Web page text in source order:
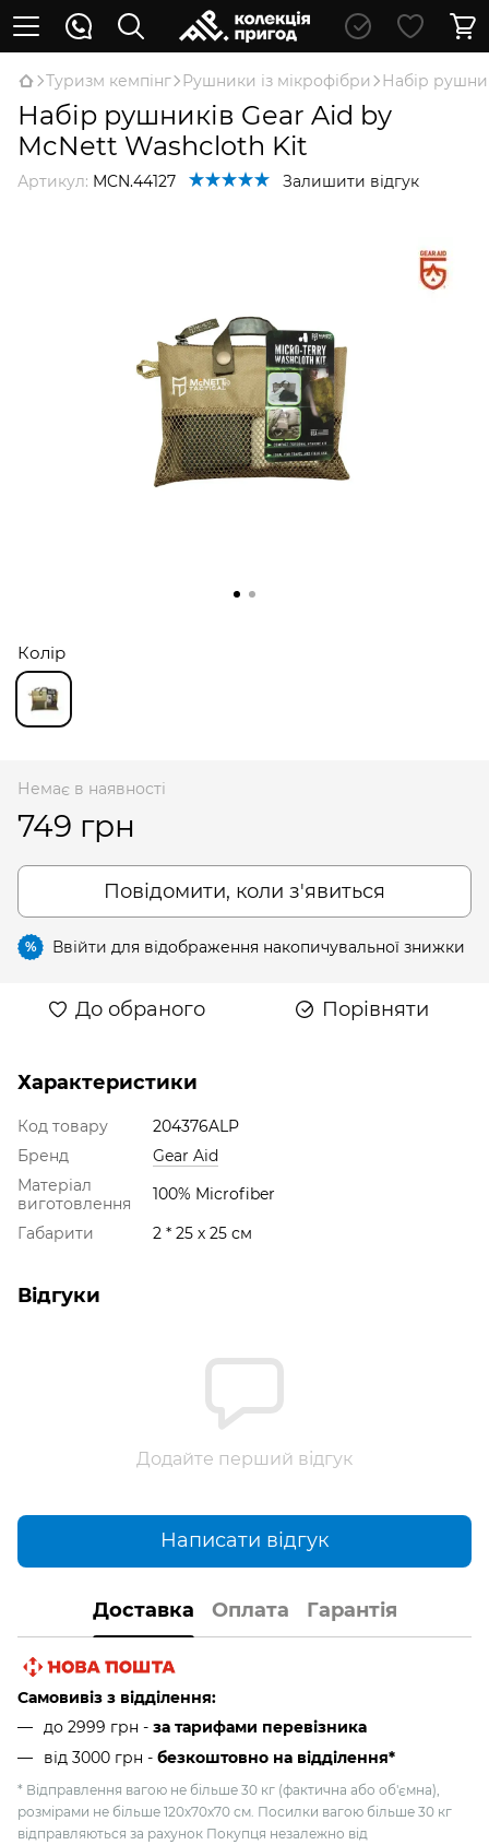
Туризм кемпінг Рушники із мікрофібри Набір
Набір рушників Gear Aid by
McNett Washcloth Kit
Артикул: MCN.44127 Залишити відгук
Колір
Немає в наявності
749 грн
Повідомити, коли з'явиться
% Ввійти для відображення накопичувальної знижки
До обраного Порівняти
Характеристики
Код товару
204376ALP
Бренд
Gear Aid
Матеріал
виготовлення
100% Microfiber
Габарити
2 * 25 х 25 см
Відгуки
Додайте перший відгук
Написати відгук
Доставка Оплата Гарантія
Самовивіз з відділення:
до 2999 грн - за тарифами перевізника
від 3000 грн - безкоштовно на відділення*
* Відправлення вагою не більше 30 кг (фактична або об'ємна),
розмірами не більше 120х70х70 см. Посилки вагою більше 30 кг
відправляються за рахунок Покупця незалежно від